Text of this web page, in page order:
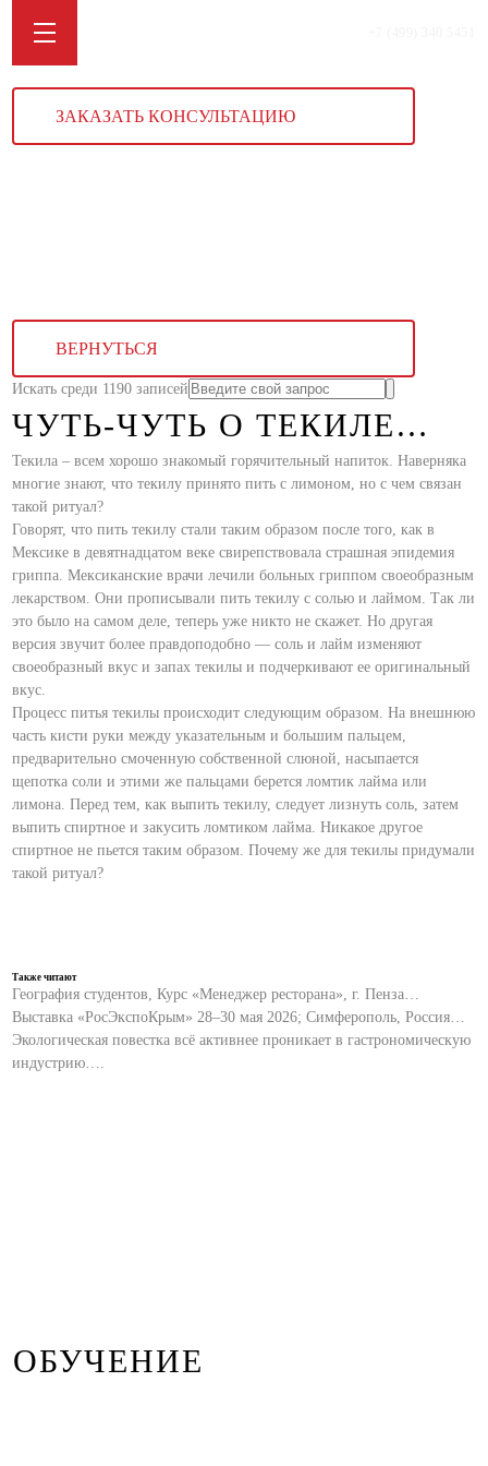
ЗАКАЗАТЬ КОНСУЛЬТАЦИЮ
ВЕРНУТЬСЯ
Искать среди 1190 записей
ЧУТЬ-ЧУТЬ О ТЕКИЛЕ…
Текила – всем хорошо знакомый горячительный напиток. Наверняка
многие знают, что текилу принято пить с лимоном, но с чем связан
такой ритуал?
Говорят, что пить текилу стали таким образом после того, как в
Мексике в девятнадцатом веке свирепствовала страшная эпидемия
гриппа. Мексиканские врачи лечили больных гриппом своеобразным
лекарством. Они прописывали пить текилу с солью и лаймом. Так ли
это было на самом деле, теперь уже никто не скажет. Но другая
версия звучит более правдоподобно — соль и лайм изменяют
своеобразный вкус и запах текилы и подчеркивают ее оригинальный
вкус.
Процесс питья текилы происходит следующим образом. На внешнюю
часть кисти руки между указательным и большим пальцем,
предварительно смоченную собственной слюной, насыпается
щепотка соли и этими же пальцами берется ломтик лайма или
лимона. Перед тем, как выпить текилу, следует лизнуть соль, затем
выпить спиртное и закусить ломтиком лайма. Никакое другое
спиртное не пьется таким образом. Почему же для текилы придумали
такой ритуал?
Также читают
География студентов, Курс «Менеджер ресторана», г. Пенза…
Выставка «РосЭкспоКрым» 28–30 мая 2026; Симферополь, Россия…
Экологическая повестка всё активнее проникает в гастрономическую
индустрию….
ОБУЧЕНИЕ